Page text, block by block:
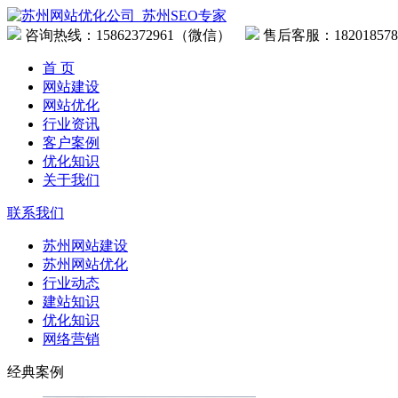
咨询热线： 15862372961（微信） 售后客服：
首 页
网站建设
网站优化
行业资讯
客户案例
优化知识
关于我们
联系我们
苏州网站建设
苏州网站优化
行业动态
建站知识
优化知识
网络营销
经典案例